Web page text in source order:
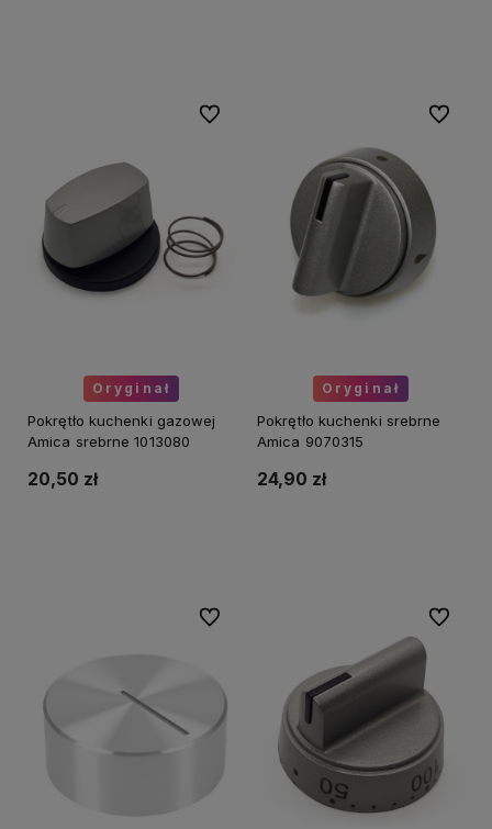
Oryginał
Pokrętło kuchenki gazowej
Amica srebrne 1013080
20,50 zł
Do ulubionych
Oryginał
Pokrętło kuchenki srebrne
Amica 9070315
24,90 zł
Do
Do ulubionych Do